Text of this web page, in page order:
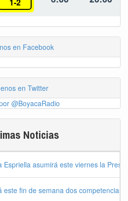
en Facebook
en Twitter
@BoyacaRadio
Noticias
Espriella asumirá este viernes la
este fin de semana dos competencias